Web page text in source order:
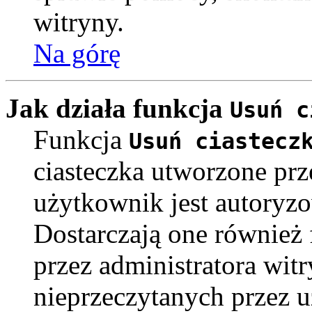
witryny.
Na górę
Jak działa funkcja Usuń
Funkcja Usuń
ciasteczka utworzone
użytkownik jest
Dostarczają one również
przez administratora
nieprzeczytanych przez